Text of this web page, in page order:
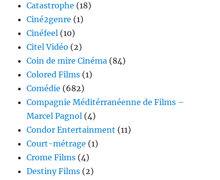
Catastrophe (18)
Ciné2genre (1)
Cinéfeel (10)
Citel Vidéo (2)
Coin de mire Cinéma (84)
Colored Films (1)
Comédie (682)
Compagnie Méditérranéenne de Films –
Marcel Pagnol (4)
Condor Entertainment (11)
Court-métrage (1)
Crome Films (4)
Destiny Films (2)